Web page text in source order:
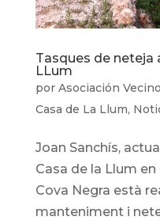
Tasques de neteja
LLum
por Asociación
Casa de La Llum,
Joan Sanchís,
Casa de la Llum
Cova Negra està
manteniment i